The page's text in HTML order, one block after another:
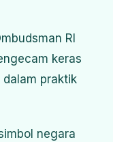
RI
keras
dalam praktik
negara